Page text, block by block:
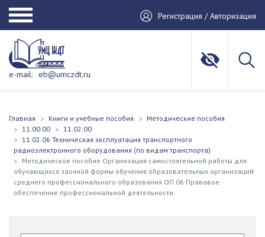
Регистрация / Авторизация
e-mail: eb@umczdt.ru
Главная Книги и учебные пособия
Методические пособия
11.00.00
11.02.00
11.02.06 Техническая эксплуатация транспортного
радиоэлектронного оборудования (по видам транспорта)
Методическое пособие Организация самостоятельной работы для
обучающихся заочной формы обучения образовательных организаций
среднего профессионального образования ОП 06 Правовое
обеспечение профессиональной деятельности